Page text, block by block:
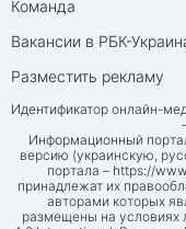
Команда
Вакансии в РБК-
Разместить рекламу
Идентификатор онлайн-
Информационный
версию (украинскую,
портала – https://
принадлежат их
авторами которых
размещены на условиях